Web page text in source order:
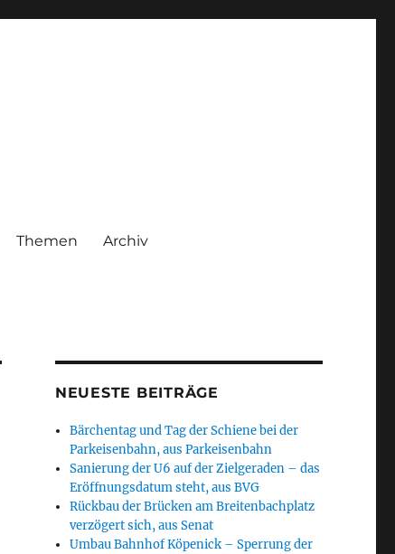
Themen Archiv
NEUESTE BEITRÄGE
Bärchentag und Tag der Schiene bei der
Parkeisenbahn, aus Parkeisenbahn
Sanierung der U6 auf der Zielgeraden – das
Eröffnungsdatum steht, aus BVG
Rückbau der Brücken am Breitenbachplatz
verzögert sich, aus Senat
Umbau Bahnhof Köpenick – Sperrung der